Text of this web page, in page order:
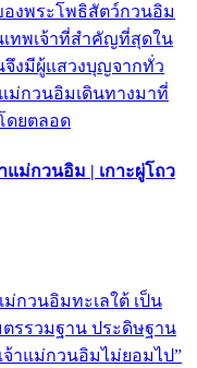
งพระโพธิสัตว์กวนอิม
ทพเจ้าที่สำคัญที่สุดใน
งมีผู้แสวงบุญจากทั่ว
ม่กวนอิมเดินทางมาที่
ดยตลอด
แม่กวนอิม | เกาะผู่โถว
กวนอิมทะเลใต้ เป็น
ตรรวมฐาน ประดิษฐาน
จ้าแม่กวนอิมไม่ยอมไป”